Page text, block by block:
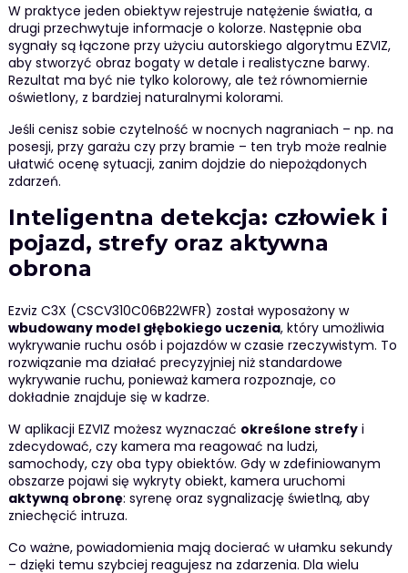
W praktyce jeden obiektyw rejestruje natężenie światła, a
drugi przechwytuje informacje o kolorze. Następnie oba
sygnały są łączone przy użyciu autorskiego algorytmu EZVIZ,
aby stworzyć obraz bogaty w detale i realistyczne barwy.
Rezultat ma być nie tylko kolorowy, ale też równomiernie
oświetlony, z bardziej naturalnymi kolorami.
Jeśli cenisz sobie czytelność w nocnych nagraniach – np. na
posesji, przy garażu czy przy bramie – ten tryb może realnie
ułatwić ocenę sytuacji, zanim dojdzie do niepożądonych
zdarzeń.
Inteligentna detekcja: człowiek i
pojazd, strefy oraz aktywna
obrona
Ezviz C3X (CSCV310C06B22WFR) został wyposażony w
wbudowany model głębokiego uczenia, który umożliwia
wykrywanie ruchu osób i pojazdów w czasie rzeczywistym. To
rozwiązanie ma działać precyzyjniej niż standardowe
wykrywanie ruchu, ponieważ kamera rozpoznaje, co
dokładnie znajduje się w kadrze.
W aplikacji EZVIZ możesz wyznaczać określone strefyi
zdecydować, czy kamera ma reagować na ludzi,
samochody, czy oba typy obiektów. Gdy w zdefiniowanym
obszarze pojawi się wykryty obiekt, kamera uruchomi
aktywną obronę: syrenę oraz sygnalizację świetlną, aby
zniechęcić intruza.
Co ważne, powiadomienia mają docierać w ułamku sekundy
– dzięki temu szybciej reagujesz na zdarzenia. Dla wielu